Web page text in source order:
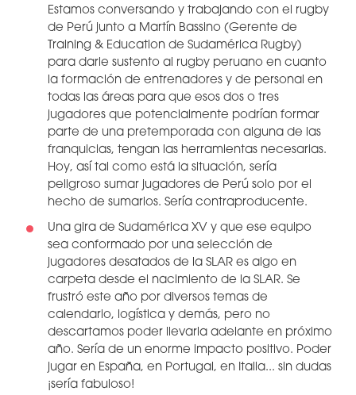
Estamos conversando y trabajando con el rugby
de Perú junto a Martín Bassino (Gerente de
Training & Education de Sudamérica Rugby)
para darle sustento al rugby peruano en cuanto
la formación de entrenadores y de personal en
todas las áreas para que esos dos o tres
jugadores que potencialmente podrían formar
parte de una pretemporada con alguna de las
franquicias, tengan las herramientas necesarias.
Hoy, así tal como está la situación, sería
peligroso sumar jugadores de Perú solo por el
hecho de sumarlos. Sería contraproducente.
Una gira de Sudamérica XV y que ese equipo
sea conformado por una selección de
jugadores desatados de la SLAR es algo en
carpeta desde el nacimiento de la SLAR. Se
frustró este año por diversos temas de
calendario, logística y demás, pero no
descartamos poder llevarla adelante en próximo
año. Sería de un enorme impacto positivo. Poder
jugar en España, en Portugal, en Italia... sin dudas
¡sería fabuloso!